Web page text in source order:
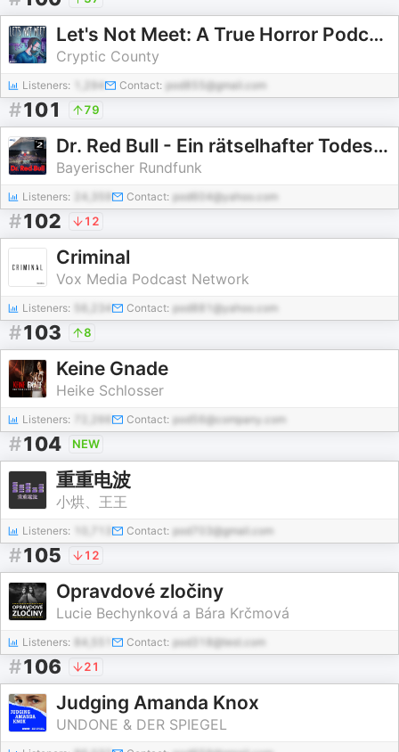
Let's Not Meet: A True Horror Podcast
Cryptic County
Listeners: 1,294 Contact: pod855@gmail.com
#101 79
Dr. Red Bull - Ein rätselhafter Todesfall und die dunkle Seite des Spitzensports
Bayerischer Rundfunk
Listeners: Contact: pod604@yahoo.com
#102 12
Criminal
Vox Media Podcast Network
Listeners: 56,234 Contact: pod881@yahoo.com
#103 8
Keine Gnade
Heike Schlosser
Listeners: Contact: pod56@company.com
#104 NEW
重重电波
小烘、王王
Listeners: Contact: pod703@gmail.com
#105 12
Opravdové zločiny
Lucie Bechynková a Bára Krčmová
Listeners: 84,551 Contact: pod318@test.com
#106 21
Judging Amanda Knox
UNDONE & DER SPIEGEL